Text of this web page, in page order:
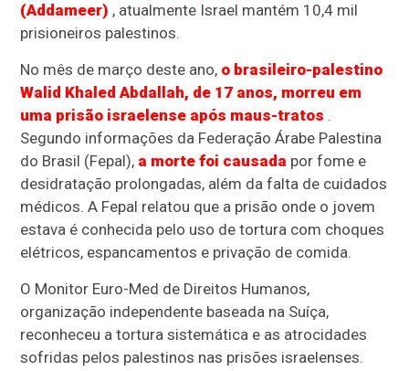
(Addameer) , atualmente Israel mantém 10,4 mil
prisioneiros palestinos.
No mês de março deste ano, o brasileiro-palestino
Walid Khaled Abdallah, de 17 anos, morreu em
uma prisão israelense após maus-tratos .
Segundo informações da Federação Árabe Palestina
do Brasil (Fepal), a morte foi causada por fome e
desidratação prolongadas, além da falta de cuidados
médicos. A Fepal relatou que a prisão onde o jovem
estava é conhecida pelo uso de tortura com choques
elétricos, espancamentos e privação de comida.
O Monitor Euro-Med de Direitos Humanos,
organização independente baseada na Suíça,
reconheceu a tortura sistemática e as atrocidades
sofridas pelos palestinos nas prisões israelenses.